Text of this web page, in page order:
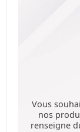
Vous
nos
renseigne